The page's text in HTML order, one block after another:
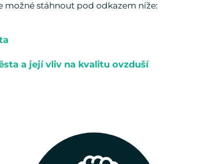
stáhnout pod odkazem níže:
a její vliv na kvalitu ovzduší